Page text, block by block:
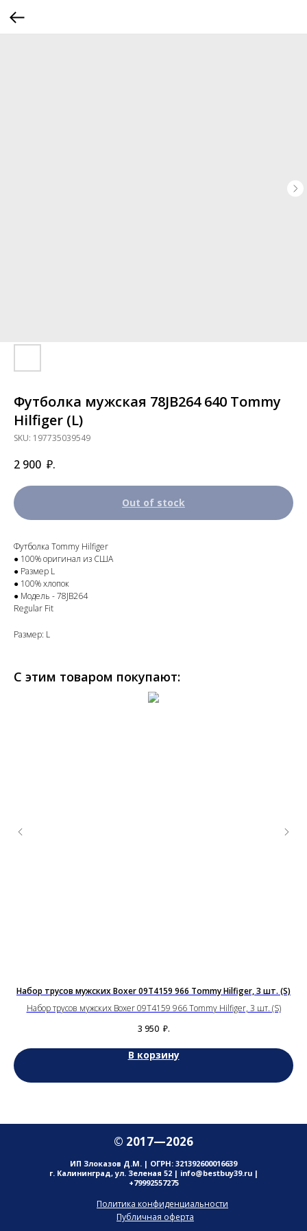
Футболка мужская 78JB264 640 Tommy
Hilfiger (L)
SKU: 197735039549
2 900 ₽.
Out of stock
Футболка Tommy Hilfiger
● 100% оригинал из США
● Размер L
● 100% хлопок
● Модель - 78JB264
Regular Fit
Размер: L
С этим товаром покупают:
Набор трусов мужских Boxer 09T4159 966 Tommy Hilfiger, 3 шт. (S)
Набор трусов мужских Boxer 09T4159 966 Tommy Hilfiger, 3 шт. (S)
3 950 ₽.
В корзину
© 2017—2026
ИП Злоказов Д.М. | ОГРН: 321392600016639
г. Калининград, ул. Зеленая 52 | info@bestbuy39.ru |
+79992557275
Политика конфиденциальности
Публичная оферта